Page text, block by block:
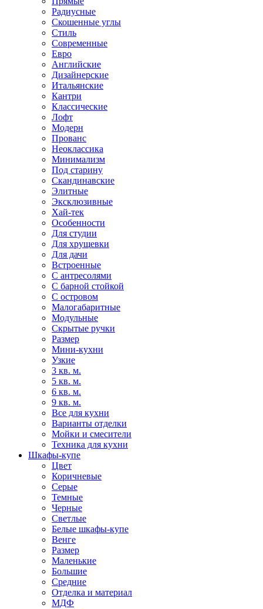
Радиусные
Скошенные углы
Стиль
Современные
Евро
Английские
Дизайнерские
Итальянские
Кантри
Классические
Лофт
Модерн
Прованс
Неоклассика
Минимализм
Под старину
Скандинавские
Элитные
Эксклюзивные
Хай-тек
Особенности
Для студии
Для хрущевки
Для дачи
Встроенные
С антресолями
С барной стойкой
С островом
Малогабаритные
Модульные
Скрытые ручки
Размер
Мини-кухни
Узкие
3 кв. м.
5 кв. м.
6 кв. м.
9 кв. м.
Все для кухни
Варианты отделки
Мойки и смесители
Техника для кухни
Шкафы-купе
Цвет
Коричневые
Серые
Темные
Черные
Светлые
Белые шкафы-купе
Венге
Размер
Маленькие
Большие
Средние
Отделка и материал
МДФ